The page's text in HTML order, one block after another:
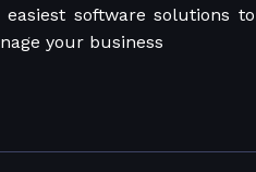
easiest software solutions to
your business